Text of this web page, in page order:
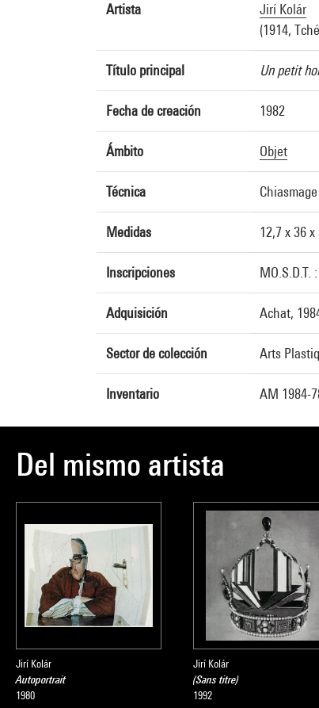
Artista
Jirí Kolár
(1914,
Título principal Un petit
Fecha de creación 1982
Ámbito Objet
Técnica
Medidas 12,7 x 36
Inscripciones MO.S.D.T.
Adquisición Achat,
Sector de colección Arts
Inventario AM 1984-
Del mismo artista
Jirí Kolár
Autoportrait
1980
Jirí Kolár
(Sans titre)
1992